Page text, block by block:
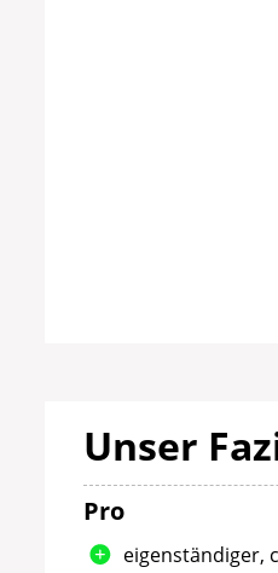
Unser
Pro
eigenständiger,